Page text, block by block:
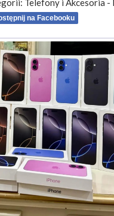
Telefony i Akcesoria -
na Facebooku